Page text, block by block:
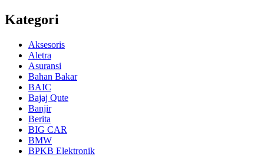
Kategori
Aksesoris
Aletra
Asuransi
Bahan Bakar
BAIC
Bajaj Qute
Banjir
Berita
BIG CAR
BMW
BPKB Elektronik